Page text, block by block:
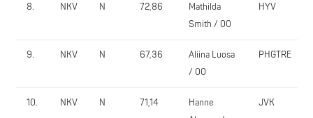
8. NKV N 72,86
Mathilda
Smith / 00
HYV
9. NKV N 67,36
Aliina Luosa
/ 00
PHGTRE
10. NKV N 71,14
Hanne
JVK